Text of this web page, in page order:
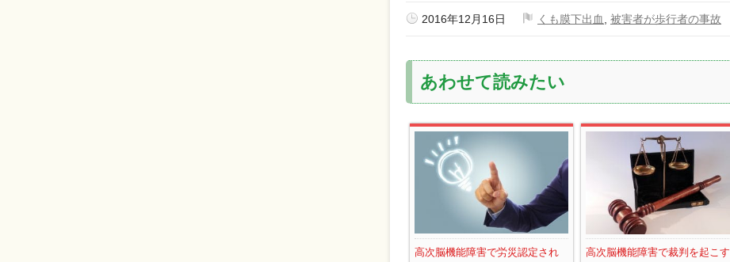
2016年12月16日 くも膜下出血 被害者が歩行者の事故
あわせて読みたい
高次脳機能障害で労災認定され
高次脳機能障害で裁判を起こす